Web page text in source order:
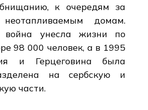
к очередям за
домам.
война унесла жизни по
98 000 человек, а в 1995
и Герцеговина была
на сербскую и
части.